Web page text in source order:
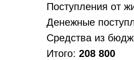
Поступления от
Денежные
Средства из
Итого: 208 800